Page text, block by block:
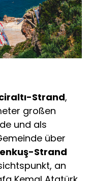
Strand,
großen
und als
über
Strand
an